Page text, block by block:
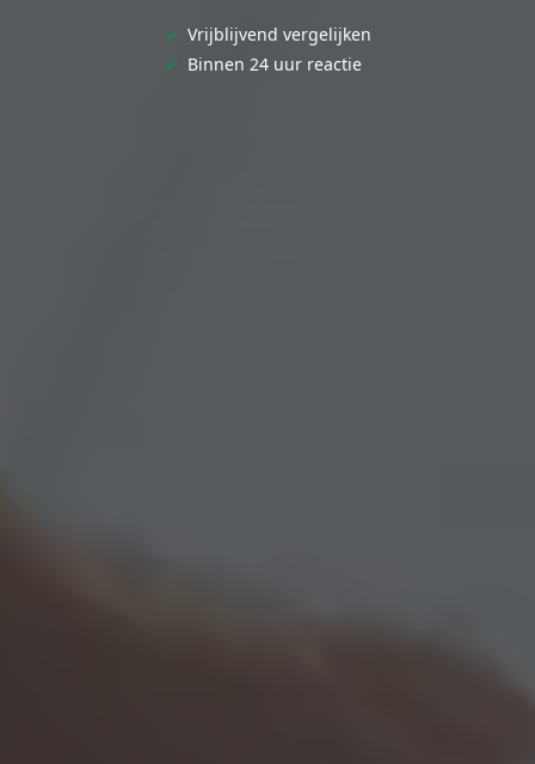
✓ Vrijblijvend vergelijken
✓ Binnen 24 uur reactie